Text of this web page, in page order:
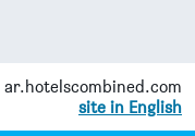
ar.hotelscombined.com
site in English